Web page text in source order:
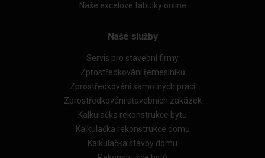
Naše excelové tabulky online
Naše služby
Servis pro stavební firmy
Zprostředkování řemeslníků
Zprostředkování samotných prací
Zprostředkování stavebních zakázek
Kalkulačka rekonstrukce bytu
Kalkulačka rekonstrukce domu
Kalkulačka stavby domu